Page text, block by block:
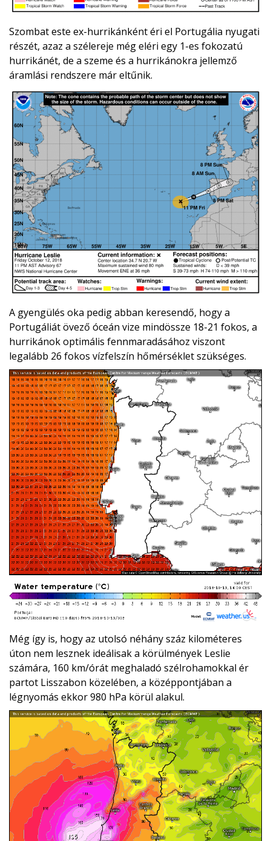
Szombat este ex-hurrikánként éri el Portugália nyugati
részét, azaz a szélereje még eléri egy 1-es fokozatú
hurrikánét, de a szeme és a hurrikánokra jellemző
áramlási rendszere már eltűnik.
A gyengülés oka pedig abban keresendő, hogy a
Portugáliát övező óceán vize mindössze 18-21 fokos, a
hurrikánok optimális fennmaradásához viszont
legalább 26 fokos vízfelszín hőmérséklet szükséges.
Még így is, hogy az utolsó néhány száz kilométeres
úton nem lesznek ideálisak a körülmények Leslie
számára, 160 km/órát meghaladó szélrohamokkal ér
partot Lisszabon közelében, a középpontjában a
légnyomás ekkor 980 hPa körül alakul.